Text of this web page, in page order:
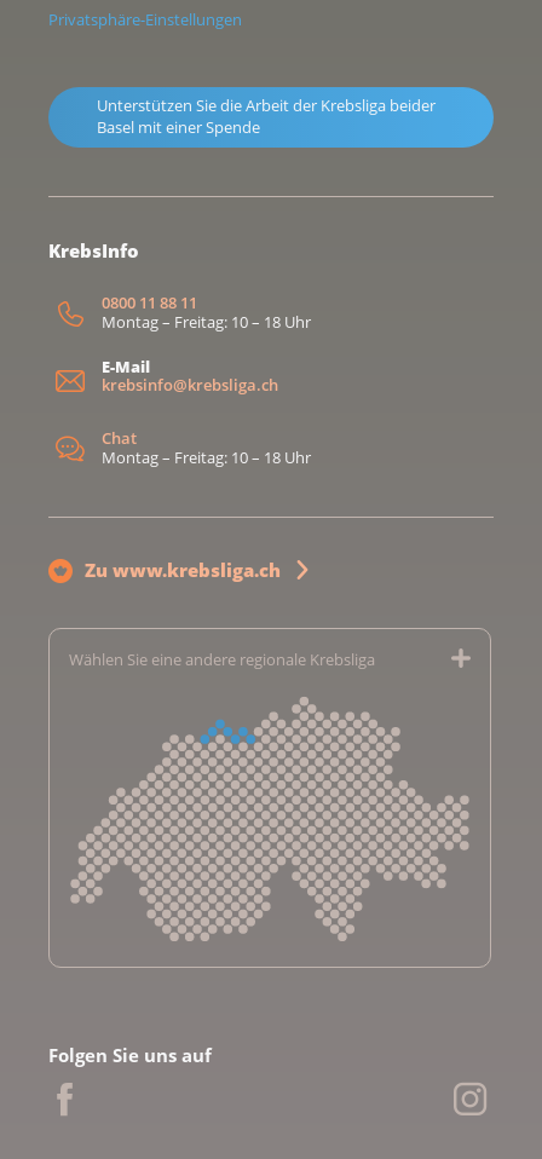
Privatsphäre-Einstellungen
Unterstützen Sie die Arbeit der Krebsliga beider
Basel mit einer Spende
KrebsInfo
0800 11 88 11
Montag – Freitag: 10 – 18 Uhr
E-Mail
krebsinfo@krebsliga.ch
Chat
Montag – Freitag: 10 – 18 Uhr
Zu www.krebsliga.ch
Wählen Sie eine andere regionale Krebsliga
Krebsliga Bern
Krebsliga Freiburg
Folgen Sie uns auf